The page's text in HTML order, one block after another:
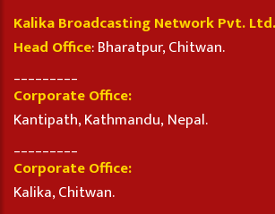
Kalika Broadcasting Network Pvt. Ltd.
Head Office: Bharatpur, Chitwan.
Corporate Office:
Kantipath, Kathmandu, Nepal.
Corporate Office:
Kalika, Chitwan.